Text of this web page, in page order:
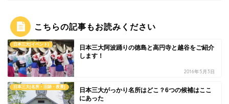
こちらの記事もお読みください
日本三大(イベント)
日本三大阿波踊りの徳島と高円寺と越谷をご紹介
します！
2016年5月3日
日本三大(名所・旧跡・夜景)
日本三大がっかり名所はどこ？6つの候補はここ
にあった